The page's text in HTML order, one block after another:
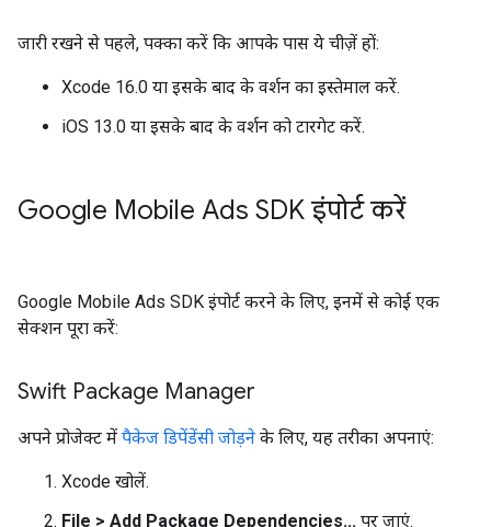
जारी रखने से पहले, पक्का करें कि आपके पास ये चीज़ें हों:
Xcode 16.0 या इसके बाद के वर्शन का इस्तेमाल करें.
iOS 13.0 या इसके बाद के वर्शन को टारगेट करें.
Google Mobile Ads SDK इंपोर्ट करें
Google Mobile Ads SDK इंपोर्ट करने के लिए, इनमें से कोई एक
सेक्शन पूरा करें:
Swift Package Manager
अपने प्रोजेक्ट में पैकेज डिपेंडेंसी जोड़ने के लिए, यह तरीका अपनाएं:
Xcode खोलें.
File > Add Package Dependencies... पर जाएं.